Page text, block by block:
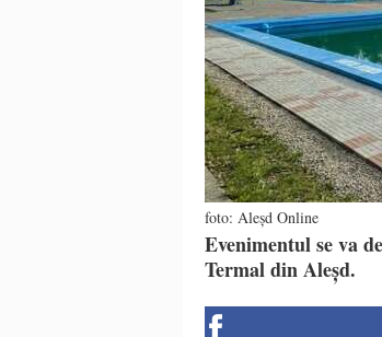
foto: Aleșd Online
Evenimentul se va
Termal din Aleșd.